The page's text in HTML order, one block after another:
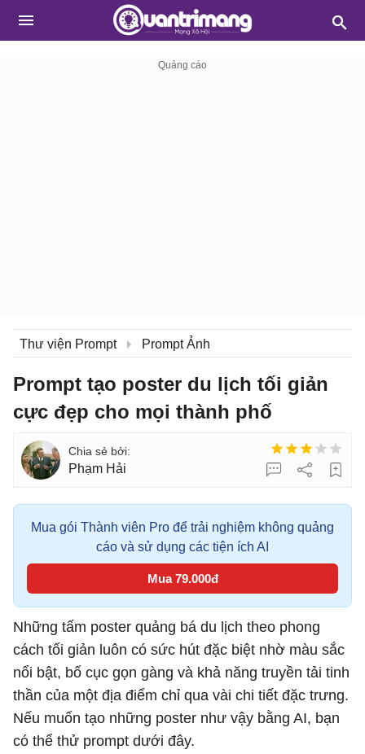
Thư viện Prompt Prompt Ảnh
Prompt tạo poster du lịch tối giản
cực đẹp cho mọi thành phố
Phạm Hải
Mua gói Thành viên Pro để trải nghiệm không quảng
cáo và sử dụng các tiện ích AI
Mua 79.000đ
Những tấm poster quảng bá du lịch theo phong
cách tối giản luôn có sức hút đặc biệt nhờ màu sắc
nổi bật, bố cục gọn gàng và khả năng truyền tải tinh
thần của một địa điểm chỉ qua vài chi tiết đặc trưng.
Nếu muốn tạo những poster như vậy bằng AI, bạn
có thể thử prompt dưới đây.